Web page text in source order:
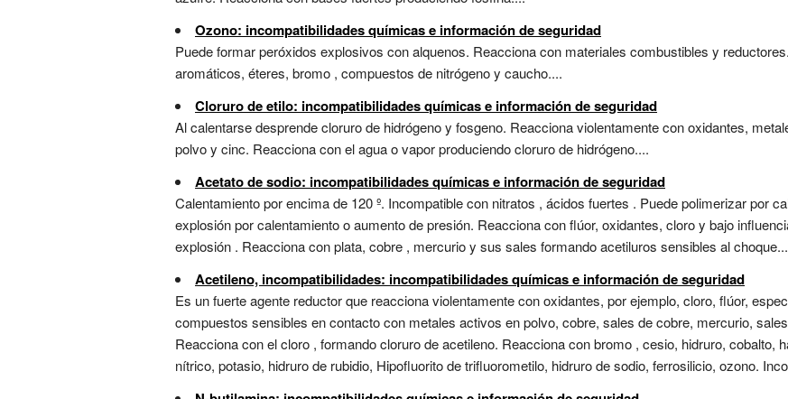
Ozono: incompatibilidades químicas e información de seguridad
Puede formar peróxidos explosivos con alquenos. Reacciona con materiales combustibles y
aromáticos, éteres, bromo , compuestos de nitrógeno y caucho....
Cloruro de etilo: incompatibilidades químicas e información de seguridad
Al calentarse desprende cloruro de hidrógeno y fosgeno. Reacciona violentamente con oxidantes,
polvo y cinc. Reacciona con el agua o vapor produciendo cloruro de hidrógeno....
Acetato de sodio: incompatibilidades químicas e información de seguridad
Calentamiento por encima de 120 º. Incompatible con nitratos , ácidos fuertes . Puede polimerizar por
explosión por calentamiento o aumento de presión. Reacciona con flúor, oxidantes, cloro y bajo
explosión . Reacciona con plata, cobre , mercurio y sus sales formando acetiluros sensibles al
Acetileno, incompatibilidades: incompatibilidades químicas e información de seguridad
Es un fuerte agente reductor que reacciona violentamente con oxidantes, por ejemplo, cloro, flúor,
compuestos sensibles en contacto con metales activos en polvo, cobre, sales de cobre, mercurio,
Reacciona con el cloro , formando cloruro de acetileno. Reacciona con bromo , cesio, hidruro, cobalto,
nítrico, potasio, hidruro de rubidio, Hipofluorito de trifluorometilo, hidruro de sodio, ferrosilicio, ozono.